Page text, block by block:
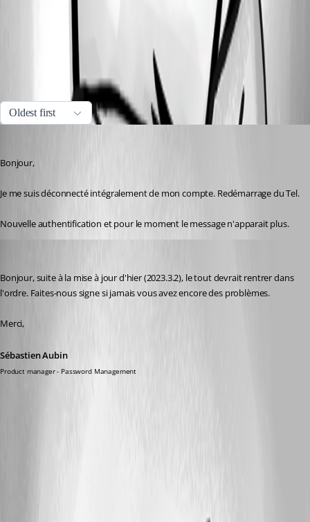
All Comments (2)
Oldest first
Bonjour,
Je me suis déconnecté intégralement de mon compte. Redémarrage du Tel.
Nouvelle authentification et pour le moment le message n'apparait plus.
Bonjour, suite à la mise à jour d'hier (2023.3.2), le tout devrait rentrer dans
l'ordre. Faites-nous signe si jamais vous avez encore des problèmes.
Merci,
Sébastien Aubin
Product manager - Password Management